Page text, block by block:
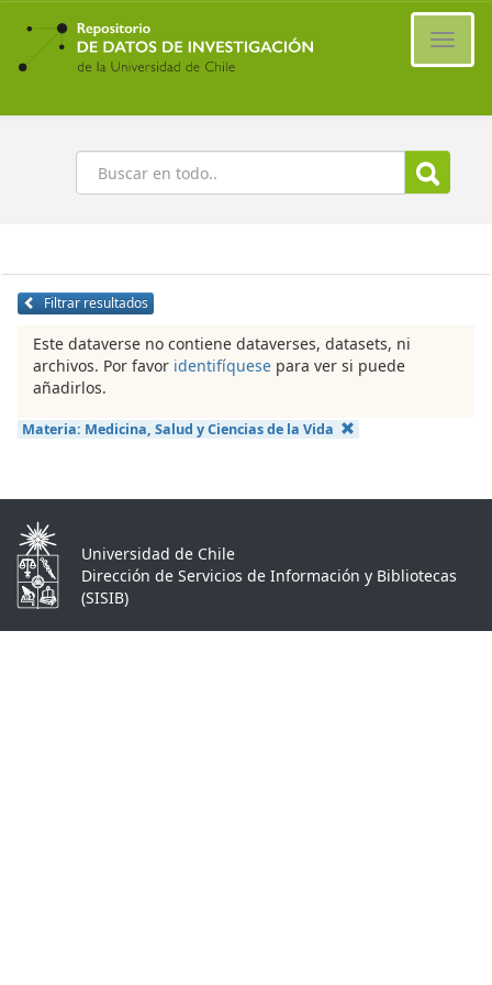
Ir
contenido
principal
Buscar
Filtrar resultados
Este dataverse no contiene dataverses, datasets, ni
archivos. Por favor identifíquese para ver si puede
añadirlos.
Materia: Medicina, Salud y Ciencias de la Vida
Universidad de Chile
Dirección de Servicios de Información y Bibliotecas
(SISIB)